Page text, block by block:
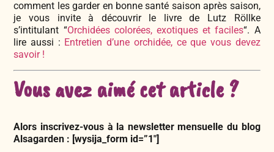
comment les garder en bonne santé saison après saison,
je vous invite à découvrir le livre de Lutz Röllke
s’intitulant “Orchidées colorées, exotiques et faciles“. A
lire aussi : Entretien d’une orchidée, ce que vous devez
savoir !
Vous avez aimé cet article ?
Alors inscrivez-vous à la newsletter mensuelle du blog
Alsagarden : [wysija_form id=”1″]